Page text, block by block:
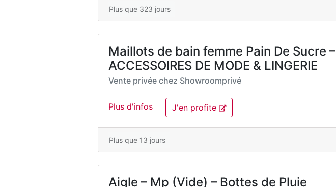
Plus que 323 jours
Maillots de bain femme Pain De Sucre –
ACCESSOIRES DE MODE & LINGERIE
Vente privée chez Showroomprivé
Plus d'infos J'en profite
Plus que 13 jours
Aigle – Mp (Vide) – Bottes de Pluie